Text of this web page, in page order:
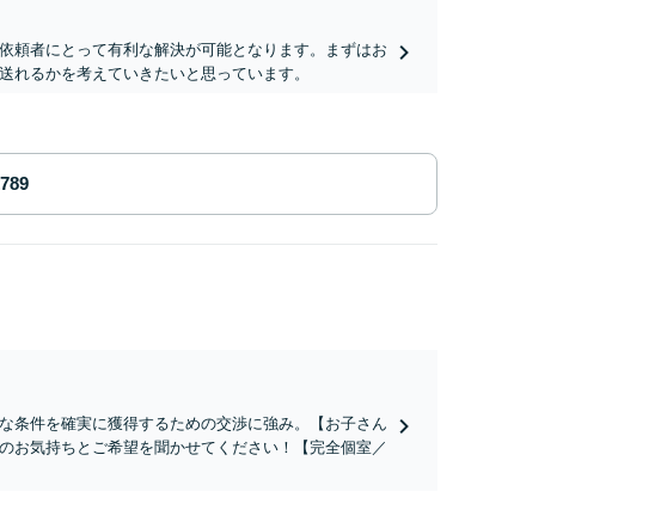
頼者にとって有利な解決が可能となります。まずはお
るかを考えていきたいと思っています。
条件を確実に獲得するための交渉に強み。【お子さん
お気持ちとご希望を聞かせてください！【完全個室／